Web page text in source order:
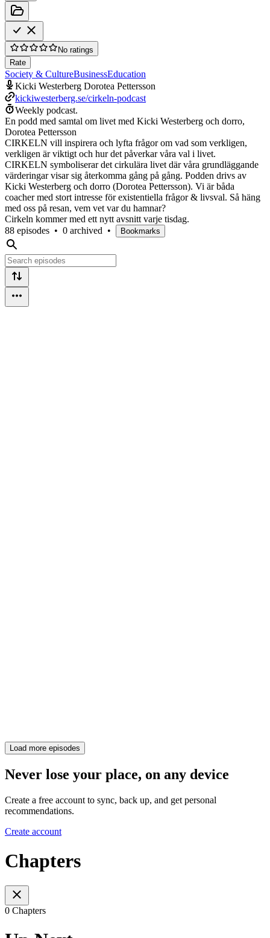
No ratings
Rate
Society & CultureBusinessEducation
Kicki Westerberg Dorotea Pettersson
kickiwesterberg.se/cirkeln-podcast
Weekly podcast.
En podd med samtal om livet med Kicki Westerberg och dorro,
Dorotea Pettersson
CIRKELN vill inspirera och lyfta frågor om vad som verkligen,
verkligen är viktigt och hur det påverkar våra val i livet.
CIRKELN symboliserar det cirkulära livet där våra grundläggande
värderingar visar sig återkomma gång på gång. Podden drivs av
Kicki Westerberg och dorro (Dorotea Pettersson). Vi är båda
coacher med stort intresse för existentiella frågor & livsval. Så häng
med oss på resan, vem vet var du hamnar?
Cirkeln kommer med ett nytt avsnitt varje tisdag.
88 episodes • 0 archived • Bookmarks
Load more episodes
Never lose your place, on any device
Create a free account to sync, back up, and get personal
recommendations.
Create account
Chapters
0 Chapters